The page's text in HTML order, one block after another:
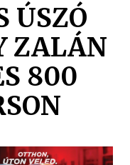
ÚSZÓ
ZALÁN
800